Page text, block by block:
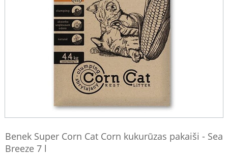
Benek Super Corn Cat Corn kukurūzas pakaiši - Sea
Breeze 7 l